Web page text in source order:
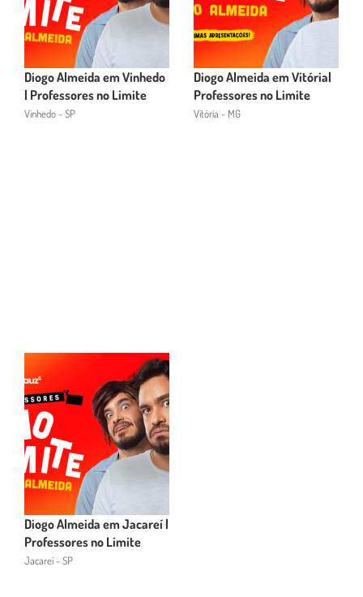
Diogo Almeida em Vinhedo
| Professores no Limite
Vinhedo - SP
Diogo Almeida em Vitória|
Professores no Limite
Vitória - MG
Diogo Almeida em Jacareí |
Professores no Limite
Jacareí - SP